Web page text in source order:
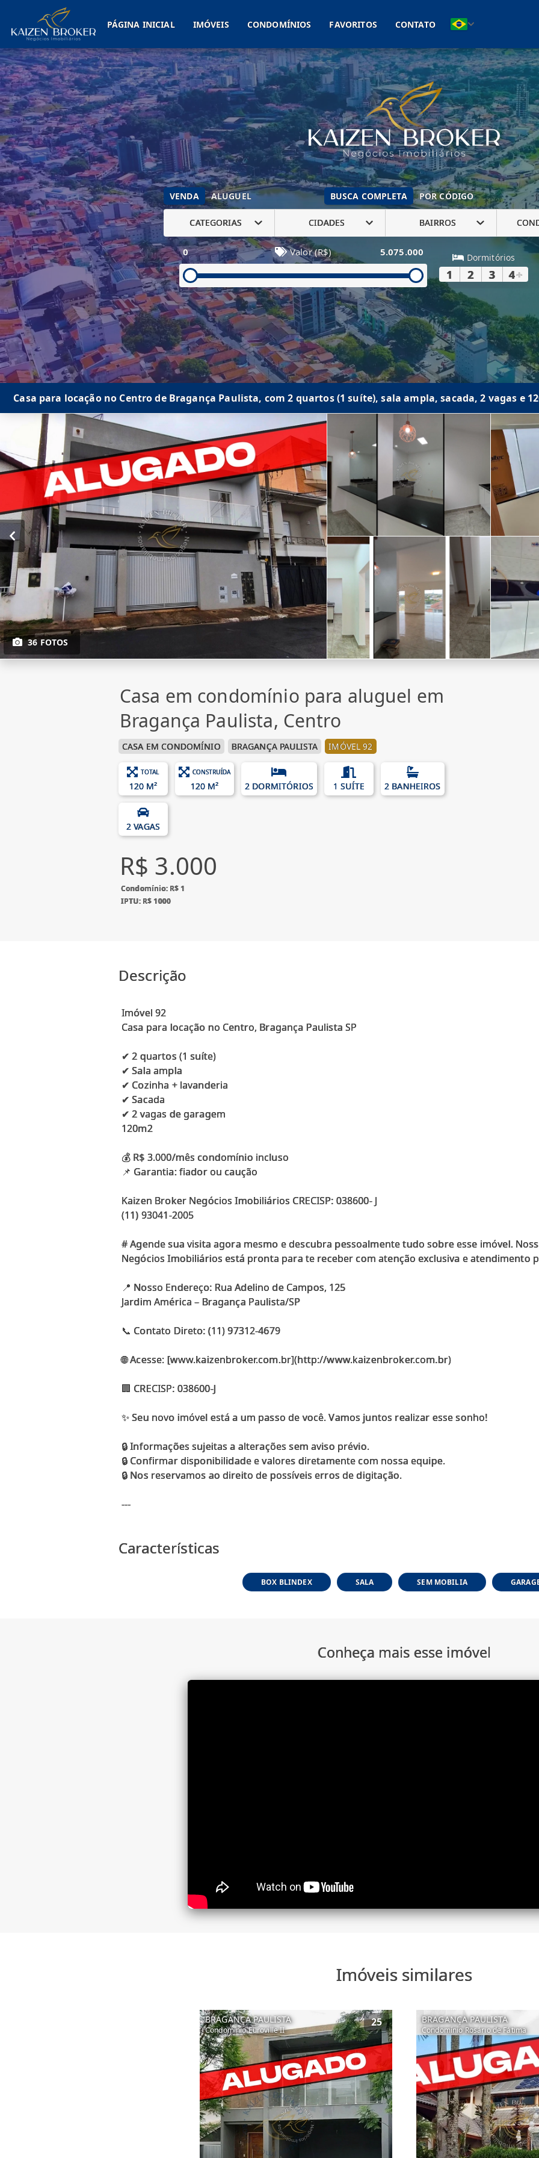
(11) 93041-2005
PÁGINA INICIAL IMÓVEIS CONDOMÍNIOS FAVORITOS CONTATO
VENDA ALUGUEL BUSCA COMPLETA POR CÓDIGO
CATEGORIAS CIDADES BAIRROS
0 Valor (R$) 5.075.000 Dormitórios
1 2 3 4+
Casa para locação no Centro de Bragança Paulista, com 2 quartos (1 suíte), sala ampla, sacada, 2 vagas e
36 FOTOS
Casa em condomínio para aluguel em
Bragança Paulista, Centro
CASA EM CONDOMÍNIO BRAGANÇA PAULISTA IMÓVEL 92
TOTAL
120 M²
CONSTRUÍDA
120 M² 2 DORMITÓRIOS 1 SUÍTE 2 BANHEIROS
2 VAGAS
R$ 3.000
Condomínio: R$ 1
IPTU: R$ 1000
Descrição
Imóvel 92
Casa para locação no Centro, Bragança Paulista SP
✔ 2 quartos (1 suíte)
✔ Sala ampla
✔ Cozinha + lavanderia
✔ Sacada
✔ 2 vagas de garagem
120m2
💰 R$ 3.000/mês condomínio incluso
📌 Garantia: fiador ou caução
Kaizen Broker Negócios Imobiliários CRECISP: 038600- J
(11) 93041-2005
# Agende sua visita agora mesmo e descubra pessoalmente tudo sobre esse imóvel.
Negócios Imobiliários está pronta para te receber com atenção exclusiva e atendimento
📍 Nosso Endereço: Rua Adelino de Campos, 125
Jardim América – Bragança Paulista/SP
📞 Contato Direto: (11) 97312-4679
🌐 Acesse: [www.kaizenbroker.com.br](http://www.kaizenbroker.com.br)
🏢 CRECISP: 038600-J
✨ Seu novo imóvel está a um passo de você. Vamos juntos realizar esse sonho!
🔒 Informações sujeitas a alterações sem aviso prévio.
🔒 Confirmar disponibilidade e valores diretamente com nossa equipe.
🔒 Nos reservamos ao direito de possíveis erros de digitação.
---
Características
BOX BLINDEX SALA SEM MOBILIA
Conheça mais esse imóvel
Imóveis similares
BRAGANÇA PAULISTA
Condomínio Euroville II
25 BRAGANÇA PAULISTA
Condomínio Rosário de Fátima